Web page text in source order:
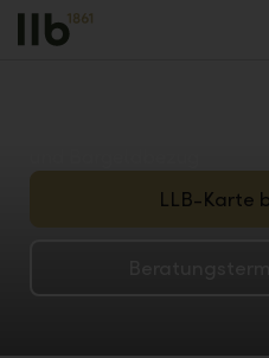
Alerts.Headline
LLB-Karte